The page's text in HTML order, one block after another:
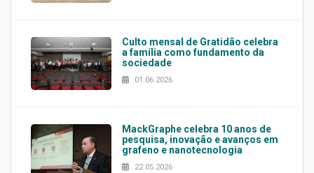
Culto mensal de Gratidão celebra
a família como fundamento da
sociedade
01.06.2026
MackGraphe celebra 10 anos de
pesquisa, inovação e avanços em
grafeno e nanotecnologia
22.05.2026